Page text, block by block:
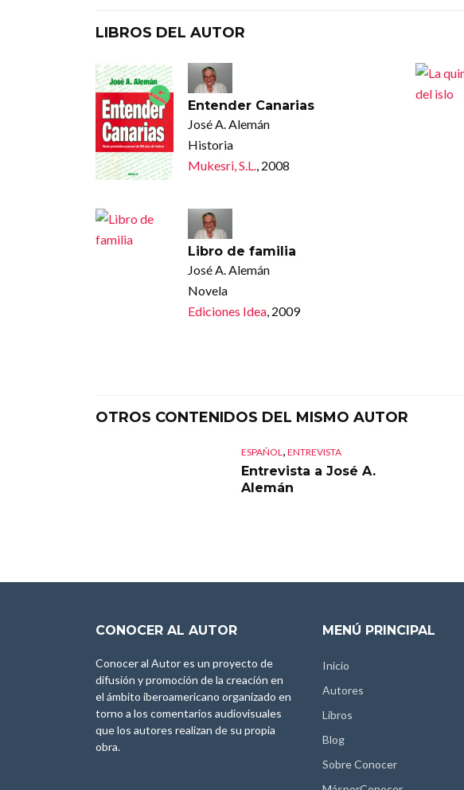
LIBROS DEL AUTOR
Entender Canarias
José A. Alemán
Historia
Mukesri, S.L.
, 2008
Libro de familia
José A. Alemán
Novela
Ediciones Idea, 2009
OTROS CONTENIDOS DEL MISMO AUTOR
ESPAÑOL ENTREVISTA
Entrevista a José A.
Alemán
CONOCER AL AUTOR
Conocer al Autor es un proyecto de
difusión y promoción de la creación en
el ámbito iberoamericano organizado en
torno a los comentarios audiovisuales
que los autores realizan de su propia
obra.
MENÚ PRINCIPAL
Inicio
Autores
Libros
Blog
Sobre Conocer